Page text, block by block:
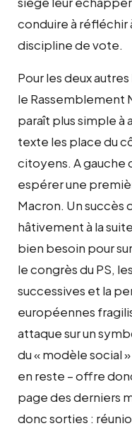
conduire à réfléchir
discipline de vote.
Pour les deux
le Rassemblement
paraît plus simple à
texte les place du
citoyens. A gauche
espérer une
Macron. Un succès
hâtivement à la
bien besoin pour
le congrès du PS,
successives et la
européennes
attaque sur un
du « modèle social
en reste – offre
page des derniers
donc sorties :